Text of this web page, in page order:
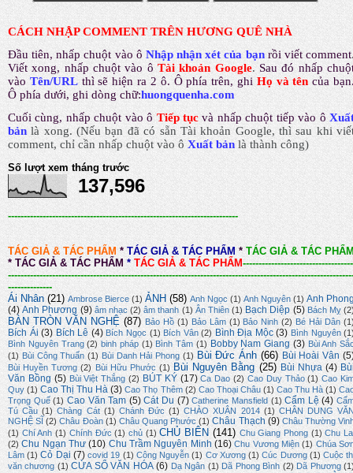
CÁCH NHẬP COMMENT TRÊN HƯƠNG QUÊ NHÀ
Đầu tiên, nhấp chuột vào ô Nhập nhận xét của bạn rồi viết comment
Viết xong, nhấp chuột vào ô Tài khoản Google. Sau đó nhấp
vào Tên/URL thì sẽ hiện ra 2 ô. Ô phía trên, ghi Họ và tên của
Ô phía dưới, ghi dòng chữ:huongquenha.com
Cuối cùng, nhấp chuột vào ô Tiếp tục và nhấp chuột tiếp vào ô
bản là xong.(Nếu bạn đã có sẵn Tài khoản Google, thì sau khi
comment, chỉ cần nhấp chuột vào ôXuất bản là thành công)
Số lượt xem tháng trước
137,596
-------------------------------------------------------------------------
TÁC GIẢ & TÁC PHẨM * TÁC GIẢ & TÁC PHẨM * TÁC GIẢ & TÁC
* TÁC GIẢ & TÁC PHẨM *TÁC GIẢ & TÁC PHẨM-----------------------------------
--------------
Ái Nhân (21) Ambrose Bierce (1) ẢNH (58) Anh Ngọc (1) Anh Nguyên (1) Anh
(4) Anh Phương (9) âm nhạc (2) âm thanh (1) Ân Thiên (1) Bạch Diệp (5) Bách Mỵ
BÀN TRÒN VĂN NGHỆ (87) Bảo Hồ (1) Bảo Lâm (1) Bảo Ninh (2) Bé Hải Dân
Bích Ái (3) Bích Lê (4) Bích Ngọc (1) Bích Vân (2) Bình Địa Mộc (3) Bình Nguyên
Bình Nguyên Trang (2) binh pháp (1) Bình Tâm (1) Bobby Nam Giang (3) Bùi Anh
(1) Bùi Công Thuấn (1) Bùi Danh Hải Phong (1) Bùi Đức Ánh (66) Bùi Hoài Vân
Bùi Huyền Tương (2) Bùi Hữu Phước (1) Bùi Nguyên Bằng (25) Bùi Nhựa (4)
Văn Bồng (5) Bùi Việt Thắng (2) BÚT KÝ (17) Ca Dao (2) Cao Duy Thảo (1) Cao
Quy (1) Cao Thị Thu Hà (3) Cao Thọ Thêm (2) Cao Thoại Châu (1) Cao Thu Hà (1)
Trọng Quế (1) Cao Văn Tam (5) Cát Du (7) Catherine Mansfield (1) Cẩm Lệ (4)
Tú Cầu (1) Chàng Cát (1) Chánh Đức (1) CHÀO XUÂN 2014 (1) CHÂN DUNG
NGHỆ SĨ (2) Châu Đoàn (1) Châu Quang Phước (1) Châu Thạch (9) Châu Thường
(1) Chí Anh (1) Chính Đức (1) chủ (1) CHỦ BIÊN (141) Chu Giang Phong (1) Chu
(2) Chu Ngạn Thư (10) Chu Trầm Nguyên Minh (16) Chu Vương Miện (1) Chúa
Lâm (1) Cỏ Dại (7) covid 19 (1) Công Nguyễn (1) Cơ Xương (1) Cúc Dương (1) Cuộc
văn chương (1) CỬA SỔ VĂN HÓA (6) Dạ Ngân (1) Dã Phong Bình (2) Dã Phương